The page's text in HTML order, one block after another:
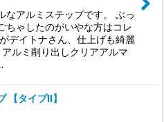
なアルミステップです。 ぶっ
ちゃしたのがいやな方はコレ
デイトナさん、仕上げも綺麗
ルミ削り出しクリアアルマ
【タイプII】